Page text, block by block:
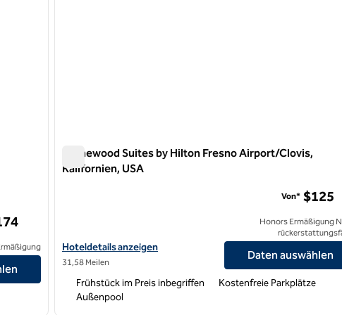
Homewood Suites by Hilton Fresno Airport/Clovis,
Kalifornien, USA
Hoteldetails für Homewood Suites by Hilton Fresno Airport/
Hoteldetails anzeigen
31,58 Meilen
Von* $125
Honors Ermäßigung
Daten auswählen
Frühstück im Preis inbegriffen
Kostenfreie Parkplätze
Außenpool